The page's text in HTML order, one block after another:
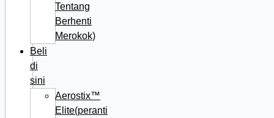
Tentang
Berhenti
Merokok)
Beli
di
sini
Aerostix™
Elite(peranti